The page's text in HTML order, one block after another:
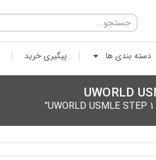
دسته بندی ها پیگیری خرید